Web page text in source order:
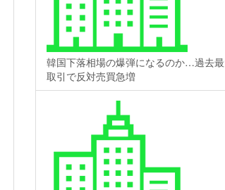
韓国下落相場の爆弾になるのか…過去
取引で反対売買急増